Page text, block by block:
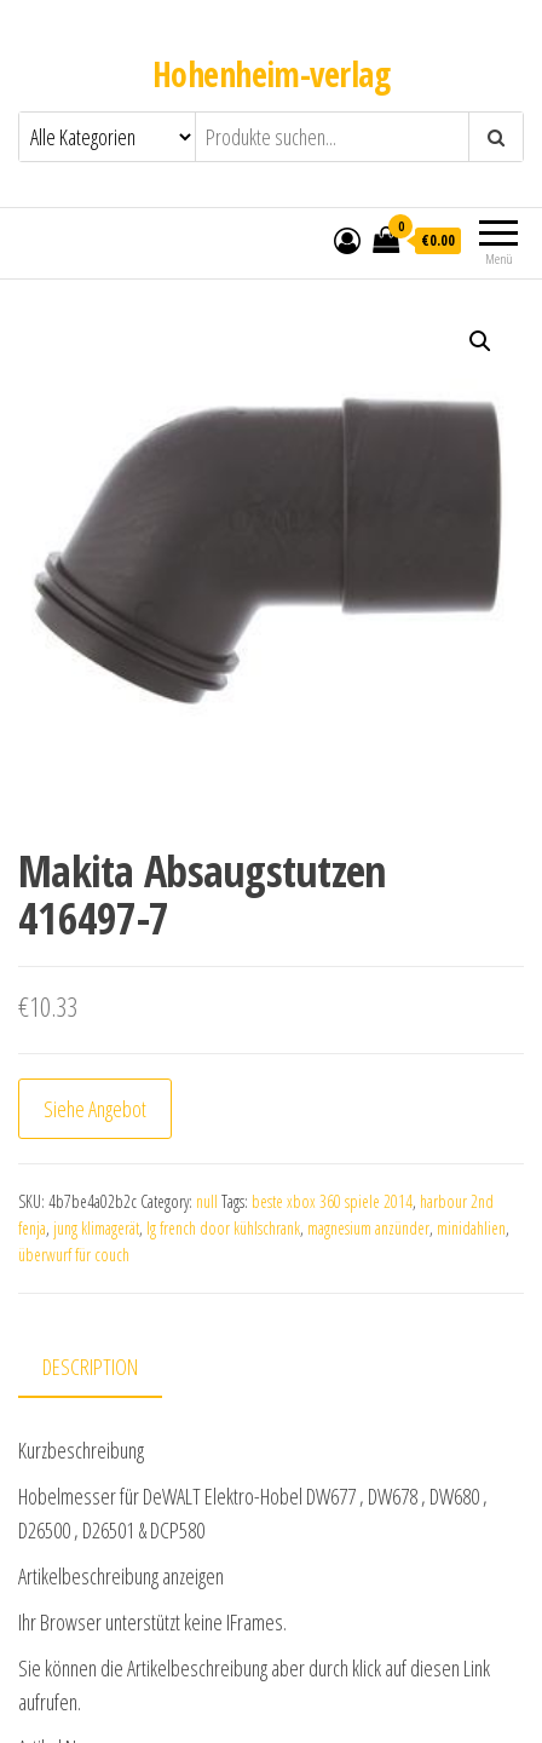
Hohenheim-verlag
Menü
0
€0.00
Makita Absaugstutzen
416497-7
€10.33
Siehe Angebot
SKU: 4b7be4a02b2c Category: null Tags: beste xbox 360 spiele 2014, harbour 2nd
fenja, jung klimagerät, lg french door kühlschrank, magnesium anzünder, minidahlien,
überwurf für couch
DESCRIPTION
Kurzbeschreibung
Hobelmesser für DeWALT Elektro-Hobel DW677 , DW678 , DW680 ,
D26500 , D26501 & DCP580
Artikelbeschreibung anzeigen
Ihr Browser unterstützt keine IFrames.
Sie können die Artikelbeschreibung aber durch klick auf diesen Link
aufrufen.